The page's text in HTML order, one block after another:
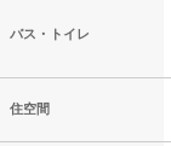
バス・トイレ
住空間